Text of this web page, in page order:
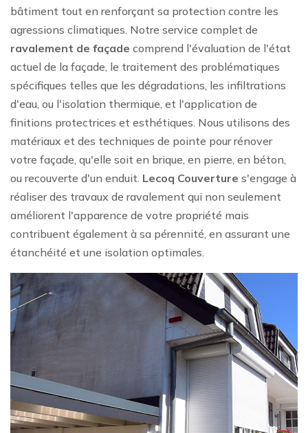
bâtiment tout en renforçant sa protection contre les
agressions climatiques. Notre service complet de
ravalement de façade comprend l'évaluation de l'état
actuel de la façade, le traitement des problématiques
spécifiques telles que les dégradations, les infiltrations
d'eau, ou l'isolation thermique, et l'application de
finitions protectrices et esthétiques. Nous utilisons des
matériaux et des techniques de pointe pour rénover
votre façade, qu'elle soit en brique, en pierre, en béton,
ou recouverte d'un enduit. Lecoq Couverture s'engage à
réaliser des travaux de ravalement qui non seulement
améliorent l'apparence de votre propriété mais
contribuent également à sa pérennité, en assurant une
étanchéité et une isolation optimales.